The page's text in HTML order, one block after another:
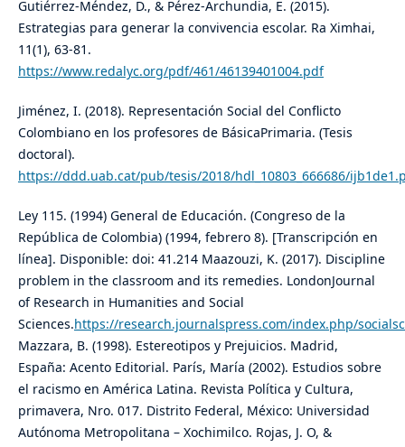
Gutiérrez-Méndez, D., & Pérez-Archundia, E. (2015).
Estrategias para generar la convivencia escolar. Ra Ximhai,
11(1), 63-81.
https://www.redalyc.org/pdf/461/46139401004.pdf
Jiménez, I. (2018). Representación Social del Conflicto
Colombiano en los profesores de BásicaPrimaria. (Tesis
doctoral).
https://ddd.uab.cat/pub/tesis/2018/hdl_10803_666686/
Ley 115. (1994) General de Educación. (Congreso de la
República de Colombia) (1994, febrero 8). [Transcripción en
línea]. Disponible: doi: 41.214 Maazouzi, K. (2017). Discipline
problem in the classroom and its remedies. LondonJournal
of Research in Humanities and Social
Sciences.https://research.journalspress.com/index.php/
Mazzara, B. (1998). Estereotipos y Prejuicios. Madrid,
España: Acento Editorial. París, María (2002). Estudios sobre
el racismo en América Latina. Revista Política y Cultura,
primavera, Nro. 017. Distrito Federal, México: Universidad
Autónoma Metropolitana – Xochimilco. Rojas, J. O, &